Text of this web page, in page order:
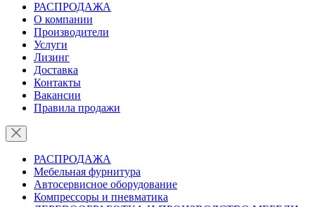
РАСПРОДАЖА
О компании
Производители
Услуги
Лизинг
Доставка
Контакты
Вакансии
Правила продажи
РАСПРОДАЖА
Мебельная фурнитура
Автосервисное оборудование
Компрессоры и пневматика